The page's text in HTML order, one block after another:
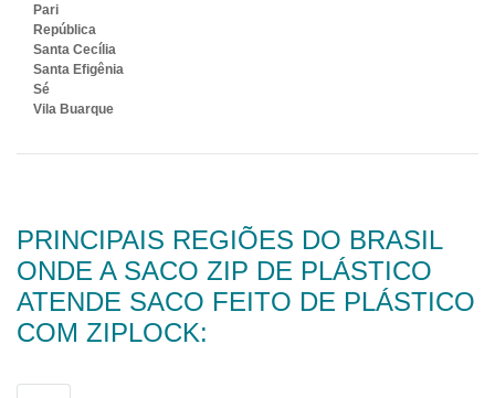
Pari
República
Santa Cecília
Santa Efigênia
Sé
Vila Buarque
PRINCIPAIS REGIÕES DO BRASIL
ONDE A SACO ZIP DE PLÁSTICO
ATENDE SACO FEITO DE PLÁSTICO
COM ZIPLOCK: